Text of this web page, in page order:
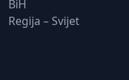
BiH
Regija – Svijet